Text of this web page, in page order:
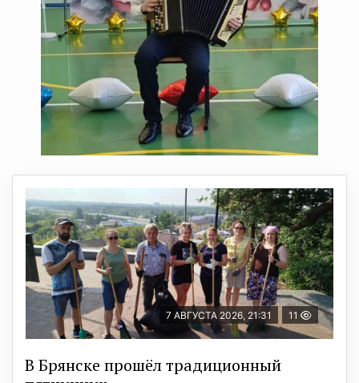
7 АВГУСТА 2026, 21:31 11
В Брянске прошёл традиционный